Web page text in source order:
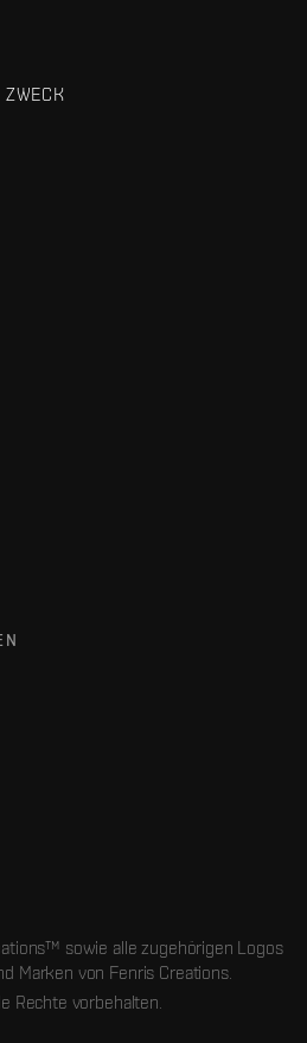
sowie alle zugehörigen Logos
Marken von Fenris Creations.
Rechte vorbehalten.